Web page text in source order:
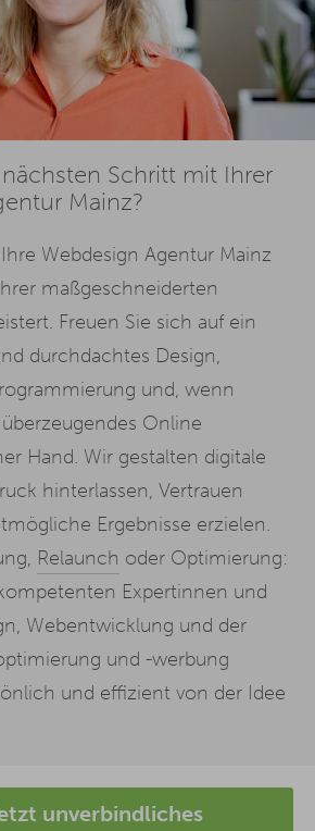
Schritt mit Ihrer
Mainz?
Webdesign Agentur Mainz
maßgeschneiderten
Freuen Sie sich auf ein
durchdachtes Design,
und, wenn
Online
Hand. Wir gestalten digitale
hinterlassen, Vertrauen
Ergebnisse erzielen.
Relaunch oder Optimierung:
Expertinnen und
Webentwicklung und der
und -werbung
und effizient von der Idee
unverbindliches